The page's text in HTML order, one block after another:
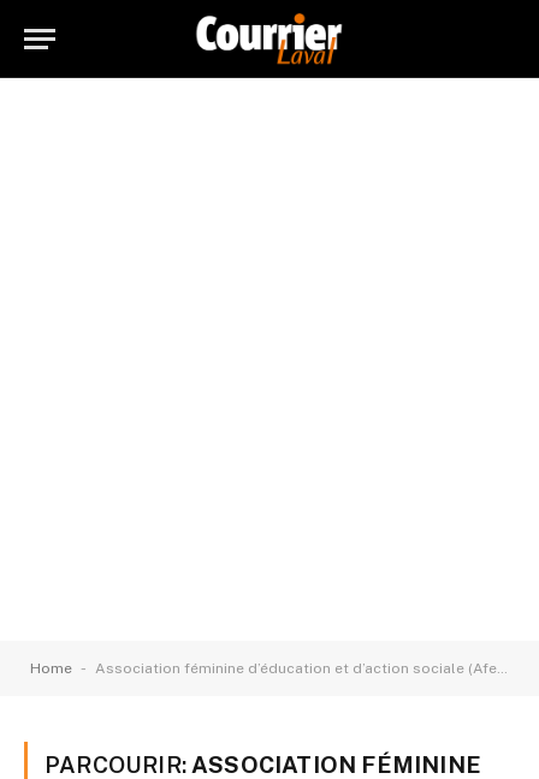
Home - Association féminine d’éducation et d’action sociale (Afeas)
PARCOURIR: ASSOCIATION FÉMININE